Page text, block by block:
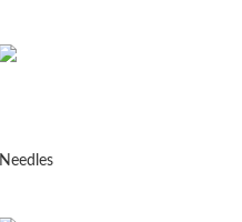
Needles